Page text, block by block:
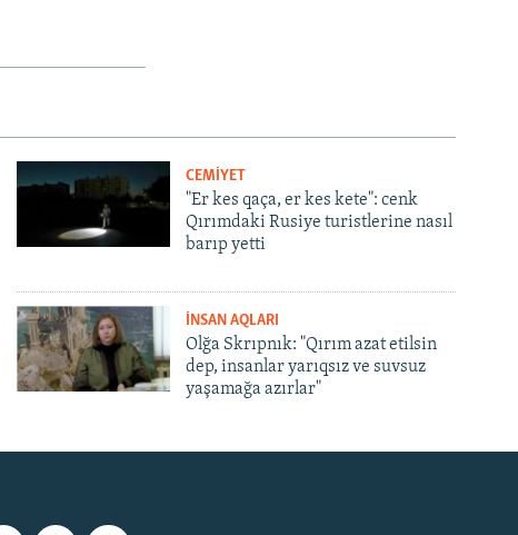
CEMİYET
"Er kes qaça, er kes kete": cenk
Qırımdaki Rusiye turistlerine nasıl
barıp yetti
İNSAN AQLARI
Olğa Skrıpnık: "Qırım azat etilsin
dep, insanlar yarıqsız ve suvsuz
yaşamağa azırlar"